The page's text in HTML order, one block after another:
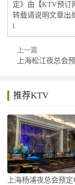
定》由【KTV预订
转载请说明文章出
l
上一篇
上海松江夜总会预定电话-上海松江高
推荐KTV